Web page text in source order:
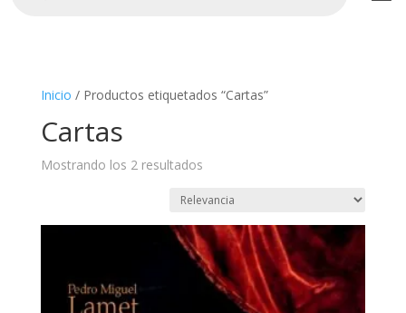
Inicio / Productos etiquetados “Cartas”
Cartas
Mostrando los 2 resultados